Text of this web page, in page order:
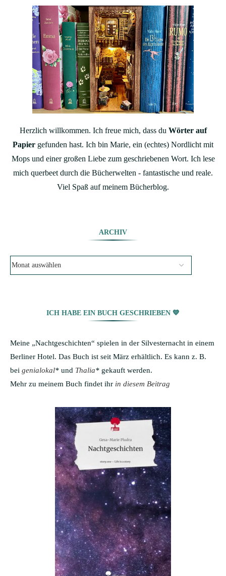
Herzlich willkommen. Ich freue mich, dass du Wörter auf
Papier gefunden hast. Ich bin Marie, ein (echtes) Nordlicht mit
Mops und einer großen Liebe zum geschriebenen Wort. Ich lese
mich querbeet durch die Bücherwelten - fantastische und reale.
Viel Spaß auf meinem Bücherblog.
ARCHIV
ICH HABE EIN BUCH GESCHRIEBEN 💙
Meine „Nachtgeschichten“ spielen in der Silvesternacht in einem
Berliner Hotel. Das Buch ist seit März erhältlich. Es kann z. B.
bei genialokal* und Thalia* gekauft werden.
Mehr zu meinem Buch findet ihr in diesem Beitrag